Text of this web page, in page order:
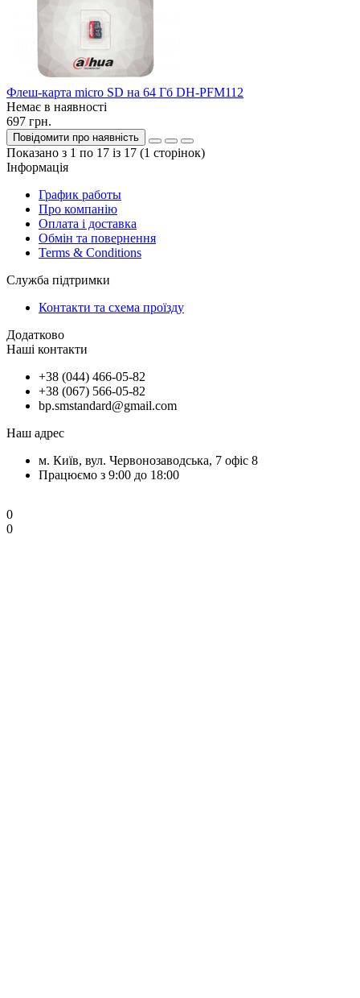
Флеш-карта micro SD на 64 Гб DH-PFM112
Немає в наявності
697 грн.
Повідомити про наявність
Показано з 1 по 17 із 17 (1 сторінок)
Інформація
График работы
Про компанію
Оплата і доставка
Обмін та повернення
Terms & Conditions
Служба підтримки
Контакти та схема проїзду
Додатково
Наші контакти
+38 (044) 466-05-82
+38 (067) 566-05-82
bp.smstandard@gmail.com
Наш адрес
м. Київ, вул. Червонозаводська, 7 офіс 8
Працюємо з 9:00 до 18:00
0
0